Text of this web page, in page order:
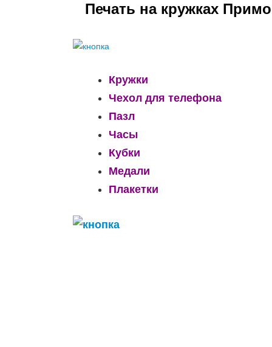
Печать на кружках
Кружки
Чехол для телефона
Пазл
Часы
Кубки
Медали
Плакетки